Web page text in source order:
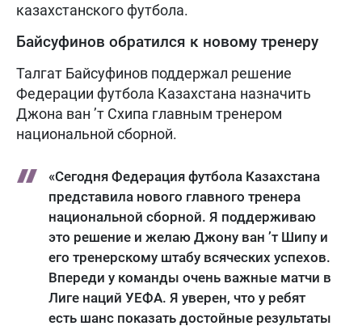
казахстанского футбола.
Байсуфинов обратился к новому тренеру
Талгат Байсуфинов поддержал решение
Федерации футбола Казахстана назначить
Джона ван ’т Схипа главным тренером
национальной сборной.
«Сегодня Федерация футбола Казахстана
представила нового главного тренера
национальной сборной. Я поддерживаю
это решение и желаю Джону ван ’т Шипу и
его тренерскому штабу всяческих успехов.
Впереди у команды очень важные матчи в
Лиге наций УЕФА. Я уверен, что у ребят
есть шанс показать достойные результаты